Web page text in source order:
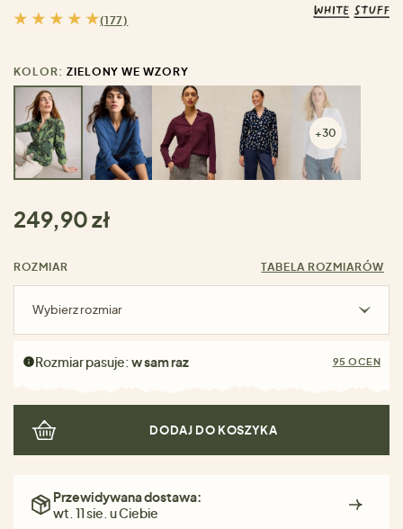
(177)
KOLOR: ZIELONY WE WZORY
+30
249,90 zł
ROZMIAR TABELA ROZMIARÓW
Wybierz rozmiar
Rozmiar pasuje:w sam raz 95 OCEN
DODAJ DO KOSZYKA
Przewidywana dostawa:
wt. 11 sie. u Ciebie